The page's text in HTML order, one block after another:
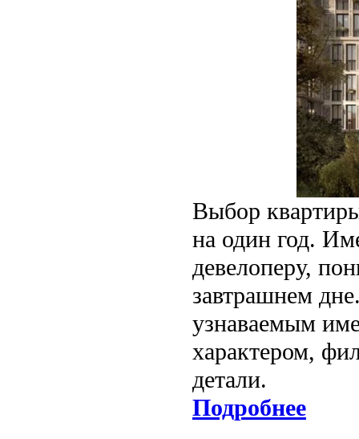
Выбор
на один год.
девелоперу,
завтрашнем
узнаваемым
характером,
детали.
Подробнее